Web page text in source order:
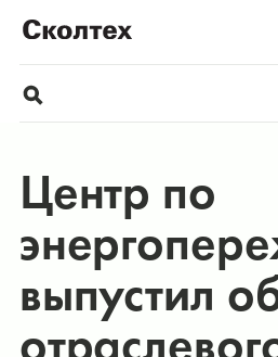
Центр по
выпустил